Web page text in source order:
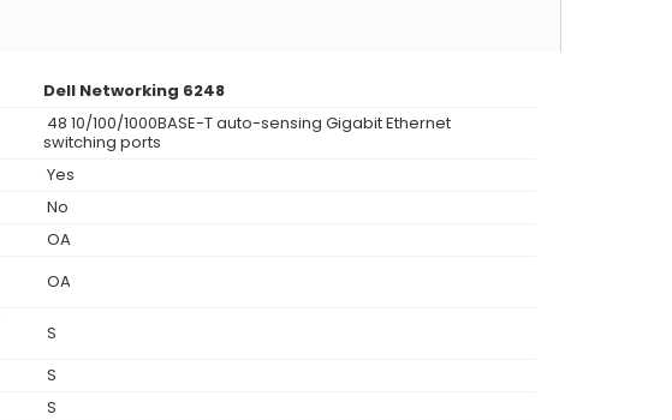
Dell Networking 6248
48 10/100/1000BASE-T auto-sensing Gigabit Ethernet
switching ports
Yes
No
OA
OA
S
S
S